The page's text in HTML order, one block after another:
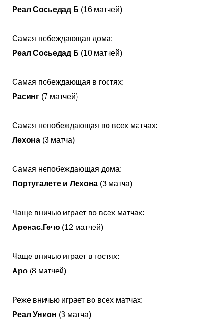
Реал Сосьедад Б (16 матчей)
Самая побеждающая дома:
Реал Сосьедад Б (10 матчей)
Самая побеждающая в гостях:
Расинг (7 матчей)
Самая непобеждающая во всех матчах:
Лехона (3 матча)
Самая непобеждающая дома:
Португалете и Лехона (3 матча)
Чаще вничью играет во всех матчах:
Аренас.Гечо (12 матчей)
Чаще вничью играет в гостях:
Аро (8 матчей)
Реже вничью играет во всех матчах:
Реал Унион (3 матча)